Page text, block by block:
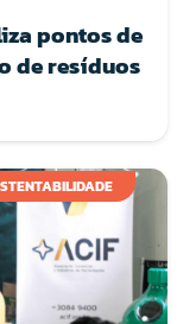
pontos de
de resíduos